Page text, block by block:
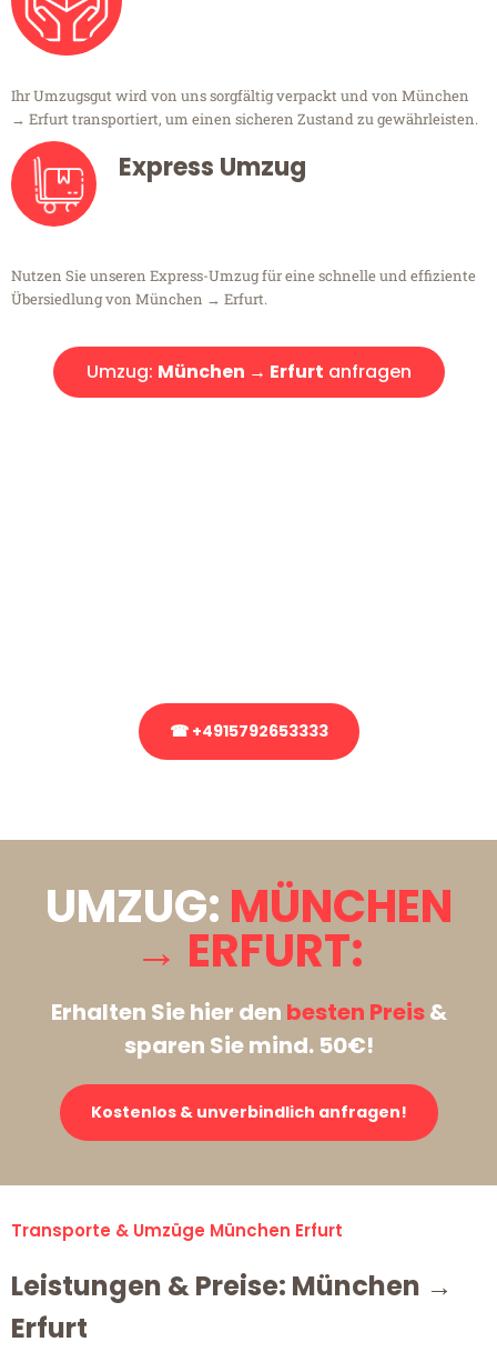
Ihr Umzugsgut wird von uns sorgfältig verpackt und von München
→ Erfurt transportiert, um einen sicheren Zustand zu gewährleisten.
Express Umzug
Nutzen Sie unseren Express-Umzug für eine schnelle und effiziente
Übersiedlung von München → Erfurt.
Umzug: München → Erfurt anfragen
☎ +4915792653333
UMZUG: MÜNCHEN
→ ERFURT:
Erhalten Sie hier den besten Preis&
sparen Sie mind. 50€!
Kostenlos & unverbindlich anfragen!
Transporte & Umzüge München Erfurt
Leistungen & Preise: München →
Erfurt